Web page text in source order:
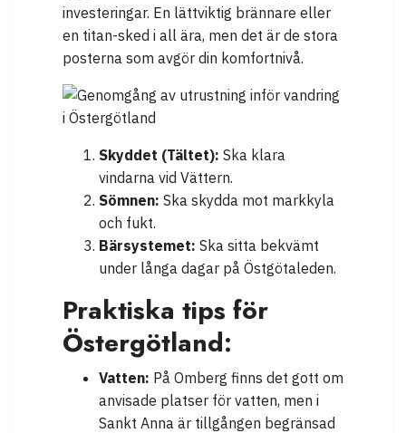
investeringar. En lättviktig brännare eller
en titan-sked i all ära, men det är de stora
posterna som avgör din komfortnivå.
Skyddet (Tältet): Ska klara
vindarna vid Vättern.
Sömnen: Ska skydda mot markkyla
och fukt.
Bärsystemet: Ska sitta bekvämt
under långa dagar på Östgötaleden.
Praktiska tips för
Östergötland:
Vatten: På Omberg finns det gott om
anvisade platser för vatten, men i
Sankt Anna är tillgången begränsad